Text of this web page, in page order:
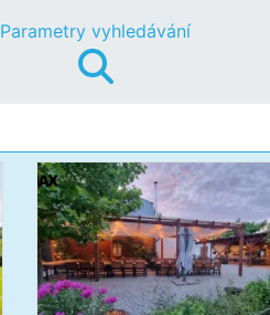
Parametry vyhledávání